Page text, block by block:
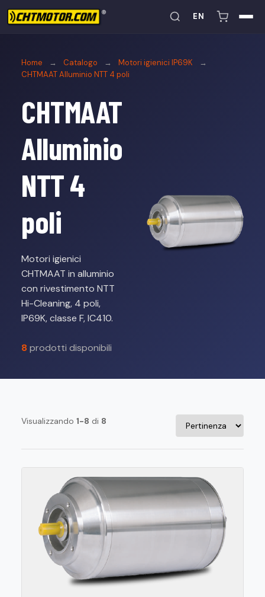
EN
Home → Catalogo → Motori igienici IP69K
→
CHTMAAT Alluminio NTT 4 poli
CHTMAAT
Alluminio
NTT 4
poli
Motori igienici
CHTMAAT in alluminio
con rivestimento NTT
Hi-Cleaning, 4 poli,
IP69K, classe F, IC410.
8prodotti disponibili
Visualizzando 1-8 di 8